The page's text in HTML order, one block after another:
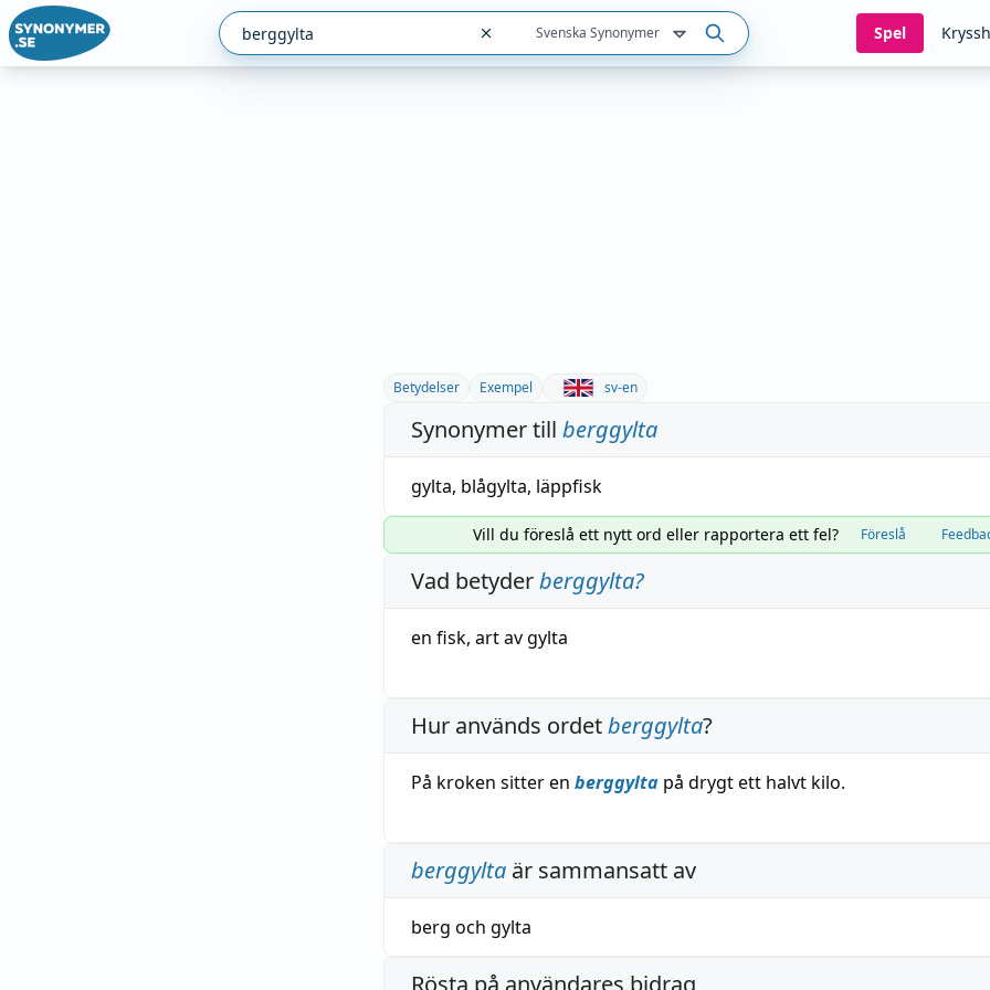
Svenska Synonymer Spel
Betydelser Exempel sv-en
Synonymer till berggylta
gylta, blågylta, läppfisk
Vill du föreslå ett nytt ord eller rapportera ett fel? Föreslå
Vad betyderberggylta?
en fisk, artavgylta
Hur används ordetberggylta?
På kroken sitter en berggylta på drygt ett halvt kilo.
berggylta är sammansatt av
berg och gylta
Rösta på användares bidrag